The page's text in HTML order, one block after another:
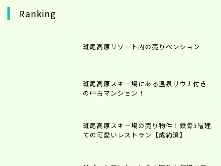
Ranking
斑尾高原リゾート内の売りペンション
斑尾高原スキー場にある温泉サウナ付き
の中古マンション！
斑尾高原スキー場の売り物件！鉄骨3階建
ての可愛いレストラン【成約済】